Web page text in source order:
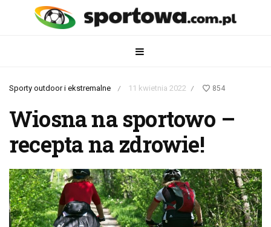
Sporty outdoor i ekstremalne / 11 kwietnia 2022 / 854
Wiosna na sportowo –
recepta na zdrowie!